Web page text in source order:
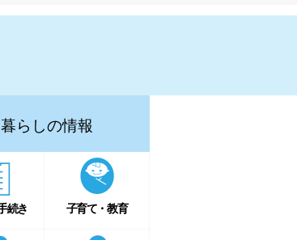
暮らしの情報
続き 子育て・教育